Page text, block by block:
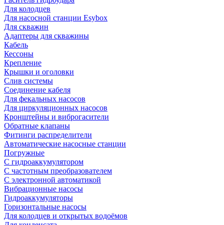
Для колодцев
Для насосной станции Esybox
Для скважин
Адаптеры для скважины
Кабель
Кессоны
Крепление
Крышки и оголовки
Слив системы
Соединение кабеля
Для фекальных насосов
Для циркуляционных насосов
Кронштейны и виброгасители
Обратные клапаны
Фитинги распределители
Автоматические насосные станции
Погружные
С гидроаккумулятором
С частотным преобразователем
С электронной автоматикой
Вибрационные насосы
Гидроаккумуляторы
Горизонтальные насосы
Для колодцев и открытых водоёмов